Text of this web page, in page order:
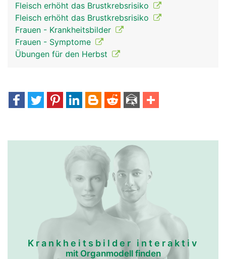
Fleisch erhöht das Brustkrebsrisiko
Fleisch erhöht das Brustkrebsrisiko
Frauen - Krankheitsbilder
Frauen - Symptome
Übungen für den Herbst
Krankheitsbilder interaktiv
mit Organmodell finden